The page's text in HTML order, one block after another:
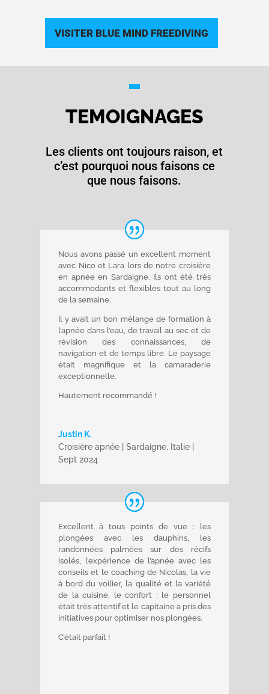
VISITER BLUE MIND FREEDIVING
TEMOIGNAGES
Les clients ont toujours raison, et
c’est pourquoi nous faisons ce
que nous faisons.
Nous avons passé un excellent moment
avec Nico et Lara lors de notre croisière
en apnée en Sardaigne. Ils ont été très
accommodants et flexibles tout au long
de la semaine.
Il y avait un bon mélange de formation à
l’apnée dans l’eau, de travail au sec et de
révision des connaissances, de
navigation et de temps libre. Le paysage
était magnifique et la camaraderie
exceptionnelle.
Hautement recommandé !
Justin K.
Croisière apnée | Sardaigne, Italie |
Sept 2024
Excellent à tous points de vue : les
plongées avec les dauphins, les
randonnées palmées sur des récifs
isolés, l’expérience de l’apnée avec les
conseils et le coaching de Nicolas, la vie
à bord du voilier, la qualité et la variété
de la cuisine, le confort ; le personnel
était très attentif et le capitaine a pris des
initiatives pour optimiser nos plongées.
C’était parfait !